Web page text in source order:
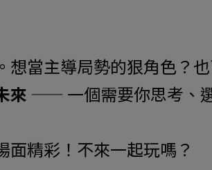
當主導局勢的狠角色？也
來 —— 一個需要你思考、
精彩！不來一起玩嗎？